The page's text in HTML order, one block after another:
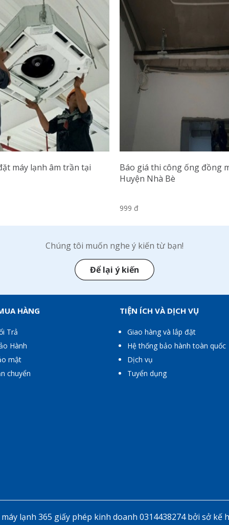
máy lạnh âm trần tại
Báo giá thi công ống đồng
Huyện Nhà Bè
999 đ
Chúng tôi muốn nghe ý kiến từ bạn!
Để lại ý kiến
HÀNG
Trả
Hành
mật
chuyển
TIỆN ÍCH VÀ DỊCH VỤ
Giao hàng và lắp đặt
Hệ thống bảo hành toàn quốc
Dịch vụ
Tuyển dụng
lạnh 365 giấy phép kinh doanh 0314438274 bởi sở kế